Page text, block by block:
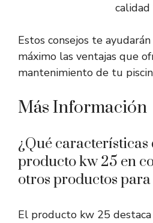
Estos consejos te
máximo las ventajas que
mantenimiento de tu
Más Información
¿Qué características
producto kw 25 en
otros productos para
El producto kw 25